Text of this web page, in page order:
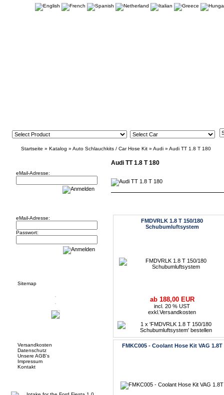
Startseite » Katalog » Auto Schlauchkits / Car Hose Kit » Audi » Audi TT 1.8 T 180
eMail-Adresse:
eMail-Adresse:
Passwort:
Sitemap
Versandkosten
Datenschutz
Unsere AGB's
Impressum
Kontakt
Audi TT 1.8 T 180
FMDVRLK 1.8 T 150/180
Schubumluftsystem
ab 188,00 EUR
incl. 20 % UST
exkl. Versandkosten
FMKC005 - Coolant Hose Kit VAG 1.8T